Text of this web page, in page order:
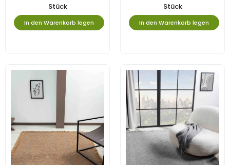
Stück
In den Warenkorb legen
Stück
In den Warenkorb legen